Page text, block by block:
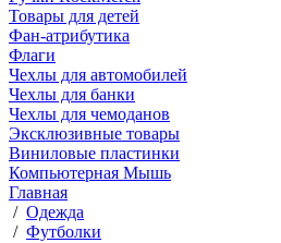
Товары для детей
Фан-атрибутика
Флаги
Чехлы для автомобилей
Чехлы для банки
Чехлы для чемоданов
Эксклюзивные товары
Виниловые пластинки
Компьютерная Мышь
Главная
/ Одежда
/ Футболки